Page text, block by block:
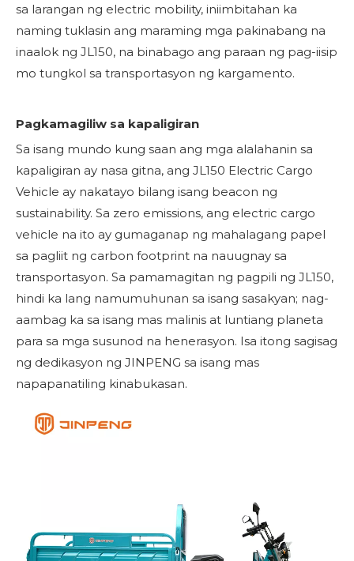
sa larangan ng electric mobility, iniimbitahan ka
naming tuklasin ang maraming mga pakinabang na
inaalok ng JL150, na binabago ang paraan ng pag-iisip
mo tungkol sa transportasyon ng kargamento.
Pagkamagiliw sa kapaligiran
Sa isang mundo kung saan ang mga alalahanin sa
kapaligiran ay nasa gitna, ang JL150 Electric Cargo
Vehicle ay nakatayo bilang isang beacon ng
sustainability. Sa zero emissions, ang electric cargo
vehicle na ito ay gumaganap ng mahalagang papel
sa pagliit ng carbon footprint na nauugnay sa
transportasyon. Sa pamamagitan ng pagpili ng JL150,
hindi ka lang namumuhunan sa isang sasakyan; nag-
aambag ka sa isang mas malinis at luntiang planeta
para sa mga susunod na henerasyon. Isa itong sagisag
ng dedikasyon ng JINPENG sa isang mas
napapanatiling kinabukasan.